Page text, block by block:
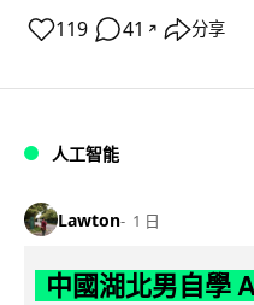
119 41 ↗ 分享
人工智能
Lawton 1 日
中國湖北男自學